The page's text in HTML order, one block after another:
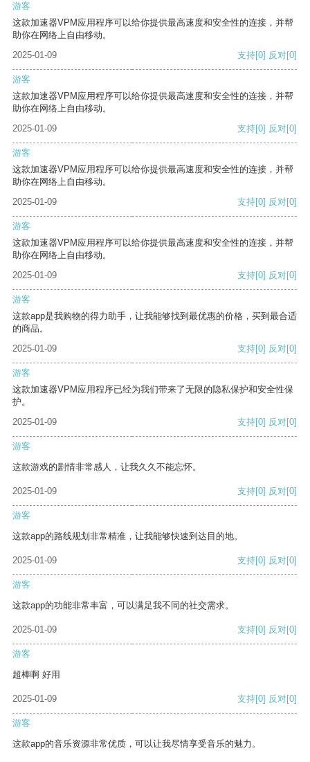
游客
这款加速器VPM应用程序可以给你提供最高速度和安全性的连接，并帮
助你在网络上自由移动。
2025-01-09
支持[0] 反对[0]
游客
这款加速器VPM应用程序可以给你提供最高速度和安全性的连接，并帮
助你在网络上自由移动。
2025-01-09
支持[0] 反对[0]
游客
这款加速器VPM应用程序可以给你提供最高速度和安全性的连接，并帮
助你在网络上自由移动。
2025-01-09
支持[0] 反对[0]
游客
这款加速器VPM应用程序可以给你提供最高速度和安全性的连接，并帮
助你在网络上自由移动。
2025-01-09
支持[0] 反对[0]
游客
这款app是我购物的得力助手，让我能够找到最优惠的价格，买到最合适
的商品。
2025-01-09
支持[0] 反对[0]
游客
这款加速器VPM应用程序已经为我们带来了无限的隐私保护和安全性保
护。
2025-01-09
支持[0] 反对[0]
游客
这款游戏的剧情非常感人，让我久久不能忘怀。
2025-01-09 支持[0] 反对[0]
游客
这款app的路线规划非常精准，让我能够快速到达目的地。
2025-01-09 支持[0] 反对[0]
游客
这款app的功能非常丰富，可以满足我不同的社交需求。
2025-01-09 支持[0] 反对[0]
游客
超棒啊 好用
2025-01-09 支持[0] 反对[0]
游客
这款app的音乐资源非常优质，可以让我尽情享受音乐的魅力。